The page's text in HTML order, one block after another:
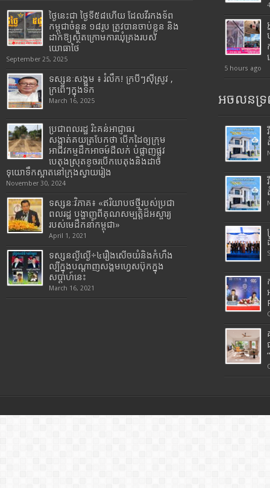
ថ្ងៃនេះជា ថ្ងៃទី៥៨ហើយ ដែលវីរកងទ័ព
កម្ពុជាចំនួន ១៨រូប ត្រូវបានចាប់ខ្លួន និង
ដាក់ឱ្យស្ថិតក្រោមការឃុំគ្រងរបស់
យោធាថៃ
September 25, 2025
ទស្សនៈសង្គម ៖ រំលឹក! ក្របីៗស៊ីស្រូវ ,
ក្រពើៗក្នុងទឹក
March 16, 2025
ប្រជាពលរដ្ឋ រិះគន់អាជ្ញាធរ
សង្កាត់គយត្របែកថា បើកដៃឲ្យក្រុម
អាជីវកម្មដឹកអាចម៍ដីលក់ បំផ្លាញផ្លូវ
បេតុងស្រុតខូចរបើកបេតុងនិងដាច់
ទុយោទឹកស្អាតនៅក្រុងស្វាយរៀង
November 30, 2024
ទស្សនៈវិភាគ៖ «ឥរិយាបថថ្មីរបស់ប្រជា
ពលរដ្ឋ បង្ហាញពីគុណសម្បត្តិដ៏អស្ចារ្យ
របស់មេដឹកនាំកម្ពុជា»
April 1, 2021
ទស្សនល្ងីល្ងើ÷៤រឿងសើចយំនិងកំហឹង
ល្បីក្នុងបណ្តាញសង្គមហ្វេសប៊ុកក្នុង
សប្តាហ៍នេះ
March 16, 2021
5 hours ago
អចលនទ្រ